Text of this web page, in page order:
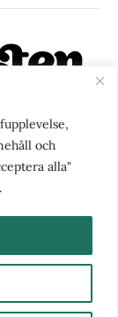
och
alla"
på nätet. Med
för det större
för nyheter,
1988 och
& Ämnen